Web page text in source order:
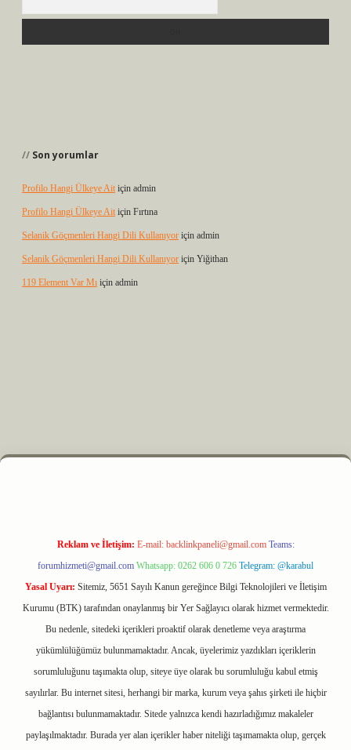
Son yorumlar
Profilo Hangi Ülkeye Ait için admin
Profilo Hangi Ülkeye Ait için Fırtına
Selanik Göçmenleri Hangi Dili Kullanıyor için admin
Selanik Göçmenleri Hangi Dili Kullanıyor için Yiğithan
119 Element Var Mı için admin
elexbet
Reklam ve İletişim: E-mail: backlinkpaneli@gmail.com Teams:
forumhizmeti@gmail.com Whatsapp: 0262 606 0 726 Telegram: @karabul
Yasal Uyarı: Sitemiz, 5651 Sayılı Kanun gereğince Bilgi Teknolojileri ve İletişim
Kurumu (BTK) tarafından onaylanmış bir Yer Sağlayıcı olarak hizmet vermektedir.
Bu nedenle, sitedeki içerikleri proaktif olarak denetleme veya araştırma
yükümlülüğümüz bulunmamaktadır. Ancak, üyelerimiz yazdıkları içeriklerin
sorumluluğunu taşımakta olup, siteye üye olarak bu sorumluluğu kabul etmiş
sayılırlar. Bu internet sitesi, herhangi bir marka, kurum veya şahıs şirketi ile hiçbir
bağlantısı bulunmamaktadır. Sitede yalnızca kendi hazırladığımız makaleler
paylaşılmaktadır. Burada yer alan içerikler haber niteliği taşımamakta olup, gerçek